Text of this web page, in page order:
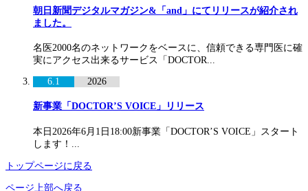
朝日新聞デジタルマガジン&「and」にてリリースが紹介され
ました。
名医2000名のネットワークをベースに、信頼できる専門医に確
実にアクセス出来るサービス「DOCTOR...
6.1 2026
新事業「DOCTOR’S VOICE」リリース
本日2026年6月1日18:00新事業「DOCTOR’S VOICE」スタート
します！...
トップページに戻る
ページ上部へ戻る